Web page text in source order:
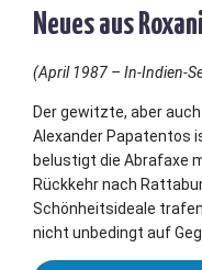
Neues aus
(April 1987 – In-Indien-
Der gewitzte, aber
Alexander Papatentos
belustigt die Abrafaxe
Rückkehr nach
Schönheitsideale
nicht unbedingt auf